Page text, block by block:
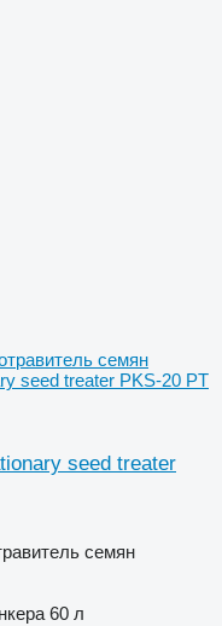
семян
seed treater PKS-20 PT
seed treater
семян
60 л